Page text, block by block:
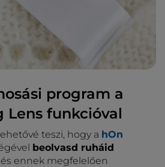
program a
Lens funkcióval
teszi, hogy a hOn
beolvasd ruháid
, és ennek megfelelően